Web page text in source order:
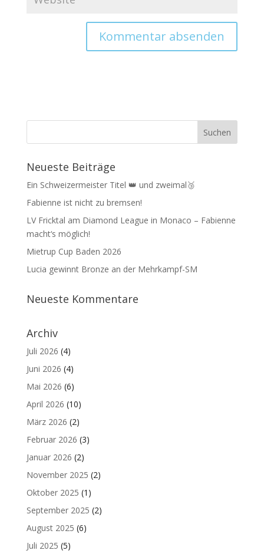
Neueste Beiträge
Ein Schweizermeister Titel 👑 und zweimal🥉
Fabienne ist nicht zu bremsen!
LV Fricktal am Diamond League in Monaco – Fabienne
macht‘s möglich!
Mietrup Cup Baden 2026
Lucia gewinnt Bronze an der Mehrkampf-SM
Neueste Kommentare
Archiv
Juli 2026 (4)
Juni 2026 (4)
Mai 2026 (6)
April 2026 (10)
März 2026 (2)
Februar 2026 (3)
Januar 2026 (2)
November 2025 (2)
Oktober 2025 (1)
September 2025 (2)
August 2025 (6)
Juli 2025 (5)